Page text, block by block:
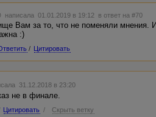
написала 01.01.2019 в 19:12 в ответ на #70
Вам за то, что не поменяли
:)
/ Цитировать
31.12.2018 в 23:20
не в финале.
Цитировать / Скрыть ветку